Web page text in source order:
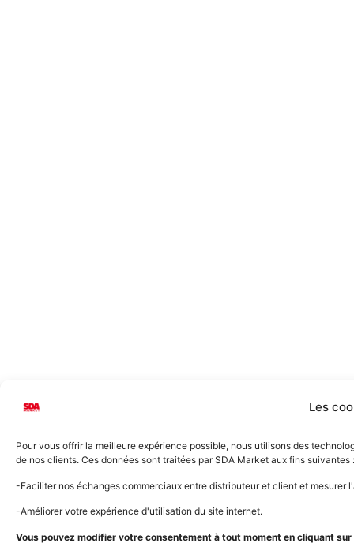
Les
Pour vous offrir la meilleure expérience possible, nous utilisons des
de nos clients. Ces données sont traitées par SDA Market aux fins suivantes
-Faciliter nos échanges commerciaux entre distributeur et client et
-Améliorer votre expérience d'utilisation du site internet.
Vous pouvez modifier votre consentement à tout moment en cliquant